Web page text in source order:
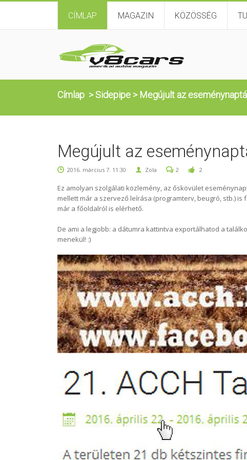
CÍMLAP MAGAZIN KÖZÖSSÉG
Címlap >Sidepipe > Megújult az
Megújult az
2016. március 7. 11:30 Zola 2 2
Ez amolyan szolgálati közlemény, az őskövület
mellett már a szervező leírása (programterv, beugró, stb.)
már a főoldalról is elérhető.
De ami a legjobb: a dátumra kattintva exportálhatod a
menekül! :)